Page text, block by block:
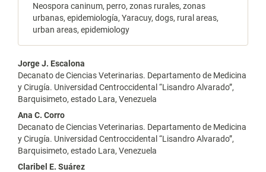
Neospora caninum, perro, zonas rurales, zonas
urbanas, epidemiología, Yaracuy, dogs, rural areas,
urban areas, epidemiology
Contenido
principal
del
artículo
Jorge J. Escalona
Decanato de Ciencias Veterinarias. Departamento de Medicina
y Cirugía. Universidad Centroccidental “Lisandro Alvarado”,
Barquisimeto, estado Lara, Venezuela
Ana C. Corro
Decanato de Ciencias Veterinarias. Departamento de Medicina
y Cirugía. Universidad Centroccidental “Lisandro Alvarado”,
Barquisimeto, estado Lara, Venezuela
Claribel E. Suárez